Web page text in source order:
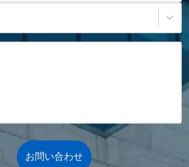
お問い合わせ